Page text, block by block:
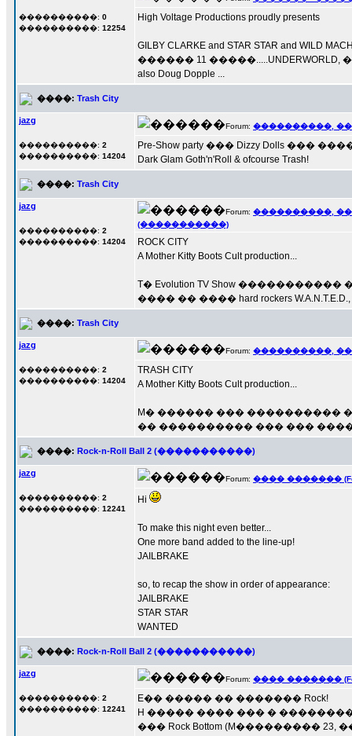
����������: 0
����������: 12254
High Voltage Productions proudly presents
GILBY CLARKE and STAR STAR and WILD
������ 11
also Doug Dopple ...
����: Trash City
jazg
����������: 2
����������: 14204
Forum: ����������,
Pre-Show party ��� Dizzy Dolls
Dark Glam Goth'n'Roll & ofcourse Trash!
����: Trash City
jazg
����������: 2
����������: 14204
Forum: ����������,
(�����������)
ROCK CITY
A Mother Kitty Boots Cult production...
T� Evolution TV Show �����������
���� �� ���� hard rockers
����: Trash City
jazg
����������: 2
����������: 14204
Forum: ����������,
TRASH CITY
A Mother Kitty Boots Cult production...
M� ������ ��� ���������� ���
�� ���������� ��� ���
����: Rock-n-Roll Ball 2 (�����������)
jazg
����������: 2
����������: 12241
Forum: ���� �������
Hi
To make this night even better...
One more band added to the line-up!
JAILBRAKE
so, to recap the show in order of appearance:
JAILBRAKE
STAR STAR
WANTED
����: Rock-n-Roll Ball 2 (�����������)
jazg
����������: 2
����������: 12241
Forum: ���� �������
E�� ����� �� ������� Rock!
H ����� ���� ��� � ���������
��� Rock Bottom (M���������